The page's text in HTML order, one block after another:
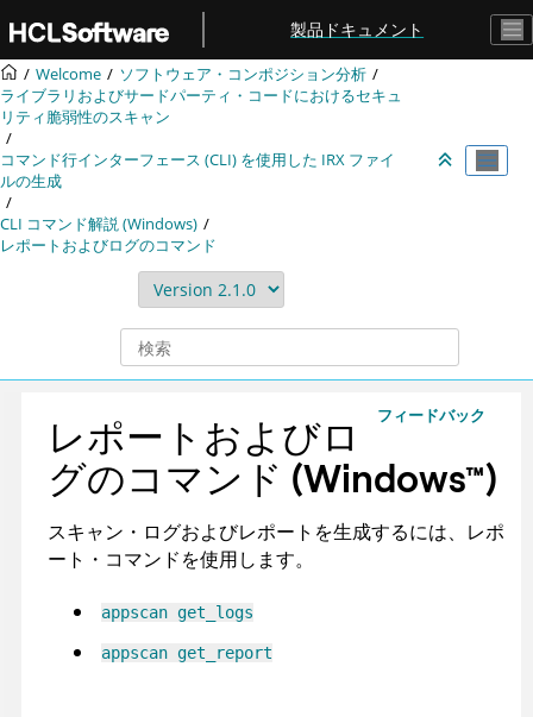
メインコンテンツにジャンプ
製品ドキュメント
Welcome
ソフトウェア・コンポジション分析
ライブラリおよびサードパーティ・コードにおけるセキュ
リティ脆弱性のスキャン
コマンド行インターフェース (CLI) を使用した IRX ファイ
ルの生成
CLI コマンド解説 (Windows)
レポートおよびログのコマンド
フィードバック
レポートおよびロ
グのコマンド (Windows™)
スキャン・ログおよびレポートを生成するには、レポ
ート・コマンドを使用します。
appscan get_logs
appscan get_report